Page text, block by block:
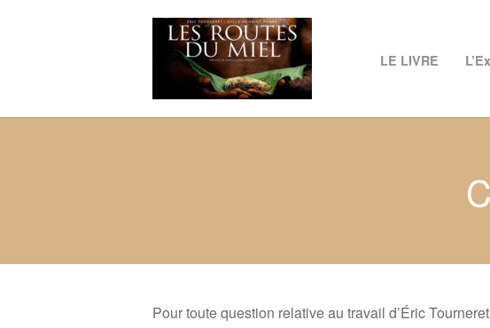
LE LIVRE
Pour toute question relative au travail d’Éric